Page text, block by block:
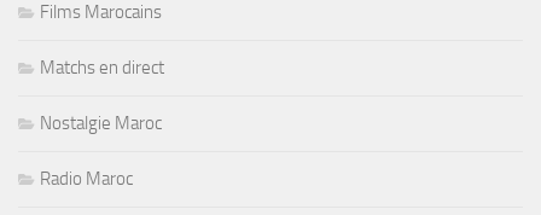
Films Marocains
Matchs en direct
Nostalgie Maroc
Radio Maroc